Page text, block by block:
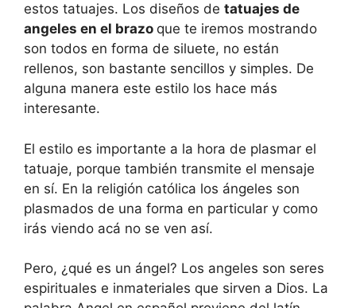
estos tatuajes. Los diseños de tatuajes de
angeles en el brazo que te iremos mostrando
son todos en forma de siluete, no están
rellenos, son bastante sencillos y simples. De
alguna manera este estilo los hace más
interesante.
El estilo es importante a la hora de plasmar el
tatuaje, porque también transmite el mensaje
en sí. En la religión católica los ángeles son
plasmados de una forma en particular y como
irás viendo acá no se ven así.
Pero, ¿qué es un ángel? Los angeles son seres
espirituales e inmateriales que sirven a Dios. La